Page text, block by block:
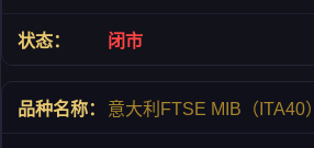
闭市
意大利FTSE MIB（ITA40）